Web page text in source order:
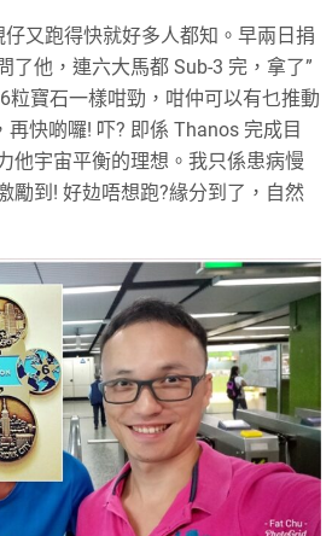
又跑得快就好多人都知。早兩日捐
了他，連六大馬都 Sub-3 完，拿了”
粒寶石一樣咁勁，咁仲可以有乜推動
再快啲囉! 吓? 即係 Thanos 完成目
他宇宙平衡的理想。我只係患病慢
勵到! 好攰唔想跑?緣分到了，自然